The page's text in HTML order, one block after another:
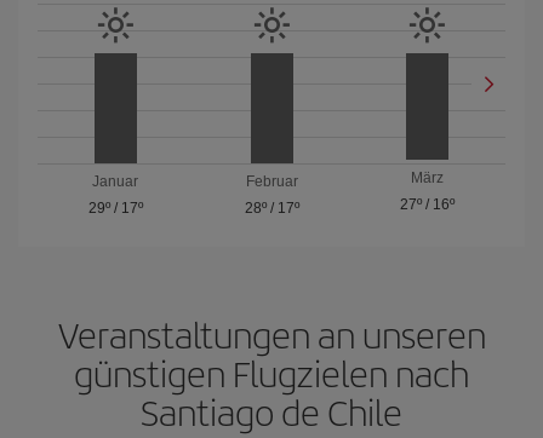
Januar
29º/ 17º
Februar
28º/ 17º
März
27º / 16º
Veranstaltungen an unseren
günstigen Flugzielen nach
Santiago de Chile